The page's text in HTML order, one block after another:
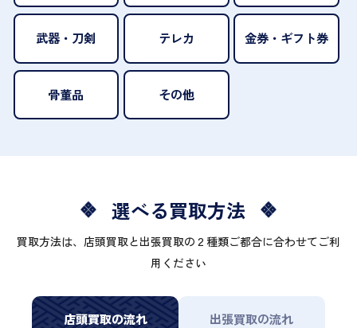
武器・刀剣 テレカ 金券・ギフト券
骨董品 その他
選べる買取方法
買取方法は、店頭買取と出張買取の２種類ご都合に合わせてご利
用ください
店頭買取の流れ 出張買取の流れ